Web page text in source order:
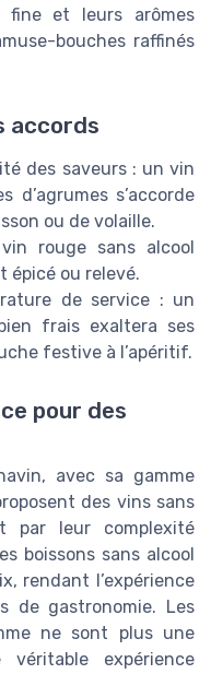
fine et leurs arômes
bouches raffinés
accords
des saveurs : un vin
d’agrumes s’accorde
ou de volaille.
rouge sans alcool
ou relevé.
de service : un
frais exaltera ses
festive à l’apéritif.
pour des
avec sa gamme
des vins sans
par leur complexité
boissons sans alcool
rendant l’expérience
de gastronomie. Les
ne sont plus une
expérience